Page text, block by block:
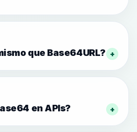
que Base64URL? +
en APIs? +